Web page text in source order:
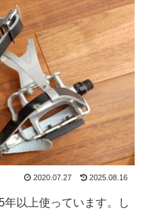
2020.07.27 2025.08.16
年以上使っています。し